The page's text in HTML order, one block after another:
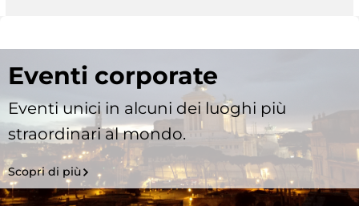
Eventi corporate
Eventi unici in alcuni dei luoghi più
straordinari al mondo.
Scopri di più